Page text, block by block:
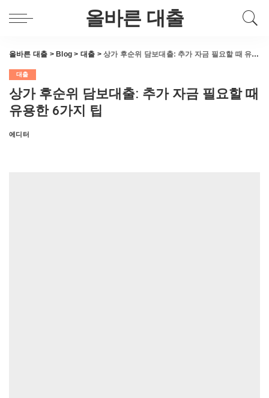
올바른 대출
올바른 대출 > Blog > 대출 >상가 후순위 담보대출: 추가 자금 필요할 때 유용한 6가지 팁
대출
상가 후순위 담보대출: 추가 자금 필요할 때
유용한 6가지 팁
Posted
에디터